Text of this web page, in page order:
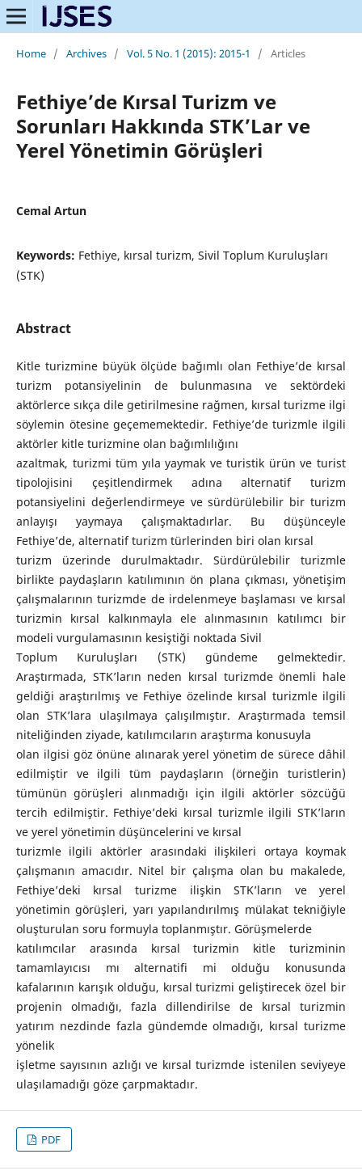
Home / Archives / Vol. 5 No. 1 (2015): 2015-1 / Articles
Fethiye’de Kırsal Turizm ve
Sorunları Hakkında STK’Lar ve
Yerel Yönetimin Görüşleri
Cemal Artun
Keywords: Fethiye, kırsal turizm, Sivil Toplum Kuruluşları
(STK)
Abstract
Kitle turizmine büyük ölçüde bağımlı olan Fethiye’de kırsal
turizm potansiyelinin de bulunmasına ve sektördeki
aktörlerce sıkça dile getirilmesine rağmen, kırsal turizme ilgi
söylemin ötesine geçememektedir. Fethiye’de turizmle ilgili
aktörler kitle turizmine olan bağımlılığını
azaltmak, turizmi tüm yıla yaymak ve turistik ürün ve turist
tipolojisini çeşitlendirmek adına alternatif turizm
potansiyelini değerlendirmeye ve sürdürülebilir bir turizm
anlayışı yaymaya çalışmaktadırlar. Bu düşünceyle
Fethiye’de, alternatif turizm türlerinden biri olan kırsal
turizm üzerinde durulmaktadır. Sürdürülebilir turizmle
birlikte paydaşların katılımının ön plana çıkması, yönetişim
çalışmalarının turizmde de irdelenmeye başlaması ve kırsal
turizmin kırsal kalkınmayla ele alınmasının katılımcı bir
modeli vurgulamasının kesiştiği noktada Sivil
Toplum Kuruluşları (STK) gündeme gelmektedir.
Araştırmada, STK’ların neden kırsal turizmde önemli hale
geldiği araştırılmış ve Fethiye özelinde kırsal turizmle ilgili
olan STK’lara ulaşılmaya çalışılmıştır. Araştırmada temsil
niteliğinden ziyade, katılımcıların araştırma konusuyla
olan ilgisi göz önüne alınarak yerel yönetim de sürece dâhil
edilmiştir ve ilgili tüm paydaşların (örneğin turistlerin)
tümünün görüşleri alınmadığı için ilgili aktörler sözcüğü
tercih edilmiştir. Fethiye’deki kırsal turizmle ilgili STK’ların
ve yerel yönetimin düşüncelerini ve kırsal
turizmle ilgili aktörler arasındaki ilişkileri ortaya koymak
çalışmanın amacıdır. Nitel bir çalışma olan bu makalede,
Fethiye’deki kırsal turizme ilişkin STK’ların ve yerel
yönetimin görüşleri, yarı yapılandırılmış mülakat tekniğiyle
oluşturulan soru formuyla toplanmıştır. Görüşmelerde
katılımcılar arasında kırsal turizmin kitle turizminin
tamamlayıcısı mı alternatifi mi olduğu konusunda
kafalarının karışık olduğu, kırsal turizmi geliştirecek özel bir
projenin olmadığı, fazla dillendirilse de kırsal turizmin
yatırım nezdinde fazla gündemde olmadığı, kırsal turizme
yönelik
işletme sayısının azlığı ve kırsal turizmde istenilen seviyeye
ulaşılamadığı göze çarpmaktadır.
PDF